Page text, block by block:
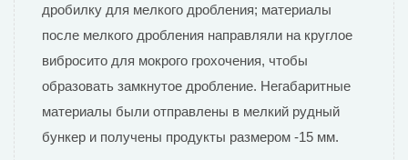
дробилку для мелкого дробления; материалы
после мелкого дробления направляли на круглое
вибросито для мокрого грохочения, чтобы
образовать замкнутое дробление. Негабаритные
материалы были отправлены в мелкий рудный
бункер и получены продукты размером -15 мм.